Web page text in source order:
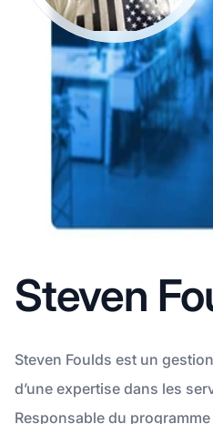
Steven
Steven Foulds est un
d’une expertise dans les
Responsable du programme